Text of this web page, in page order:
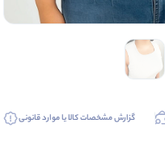
گزارش مشخصات کالا یا موارد قانونی